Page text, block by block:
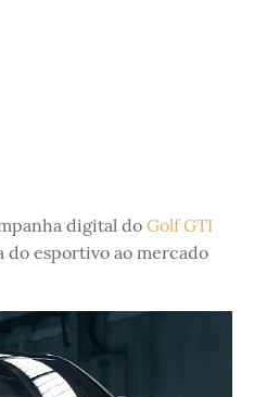
digital do Golf GTI
do esportivo ao mercado